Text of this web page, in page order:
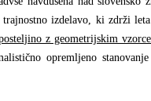
izdelavo, ki zdrži
z geometrijskim
opremljeno